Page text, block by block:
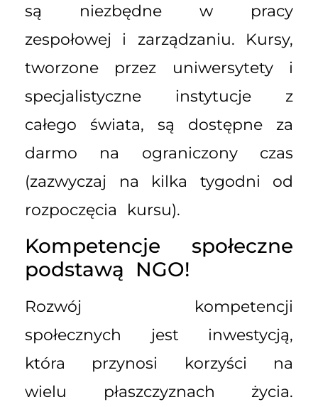
są niezbędne w pracy
zespołowej i zarządzaniu. Kursy,
tworzone przez uniwersytety i
specjalistyczne instytucje z
całego świata, są dostępne za
darmo na ograniczony czas
(zazwyczaj na kilka tygodni od
rozpoczęcia kursu).
Kompetencje społeczne
podstawą NGO!
Rozwój kompetencji
społecznych jest inwestycją,
która przynosi korzyści na
wielu płaszczyznach życia.